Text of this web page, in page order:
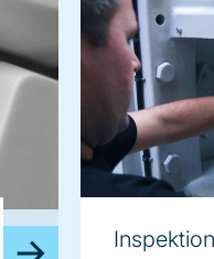
Inspektion